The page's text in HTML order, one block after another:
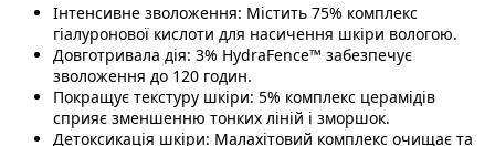
Інтенсивне зволоження: Містить 75% комплекс
гіалуронової кислоти для насичення шкіри вологою.
Довготривала дія: 3% HydraFence™ забезпечує
зволоження до 120 годин.
Покращує текстуру шкіри: 5% комплекс церамідів
сприяє зменшенню тонких ліній і зморшок.
Детоксикація шкіри: Малахітовий комплекс очищає та